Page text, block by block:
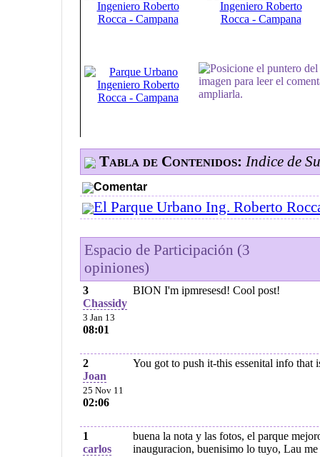
Posicione el puntero
imagen para leer el
ampliarla.
Tabla de Contenidos: Indice de
Comentar
El Parque Urbano Ing. Roberto
Espacio de Participación (3
opiniones)
3
Chassidy
3 Jan 13
08:01
BION I'm ipmresesd! Cool post!
2
Joan
25 Nov 11
02:06
You got to push it-this essenital info that
1
carlos
buena la nota y las fotos, el parque
inauguracion, buenisimo lo tuyo, Lau